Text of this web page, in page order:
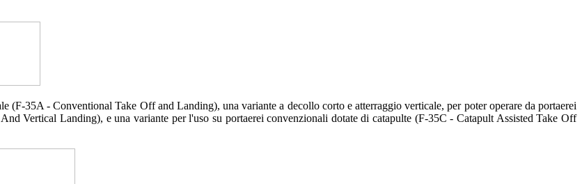
(F-35A - Conventional Take Off and Landing), una variante a decollo corto e atterraggio verticale, per poter operare da portaerei
Vertical Landing), e una variante per l'uso su portaerei convenzionali dotate di catapulte (F-35C - Catapult Assisted Take Off